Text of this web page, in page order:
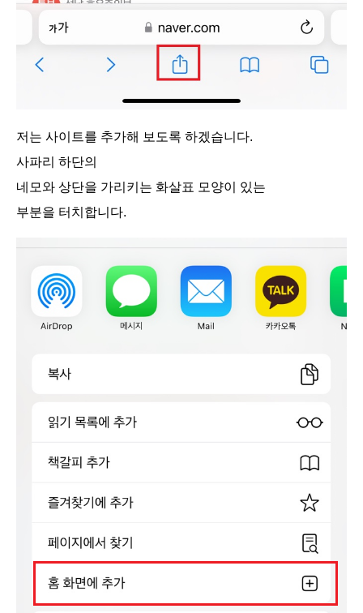
저는 사이트를 추가해 보도록 하겠습니다.
사파리 하단의
네모와 상단을 가리키는 화살표 모양이 있는
부분을 터치합니다.